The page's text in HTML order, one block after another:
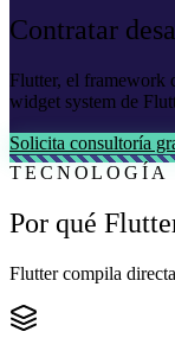
Contratar
Flutter, el framework
widget system de
Solicita consultoría
TECNOLOGÍA
Por qué
Flutter compila